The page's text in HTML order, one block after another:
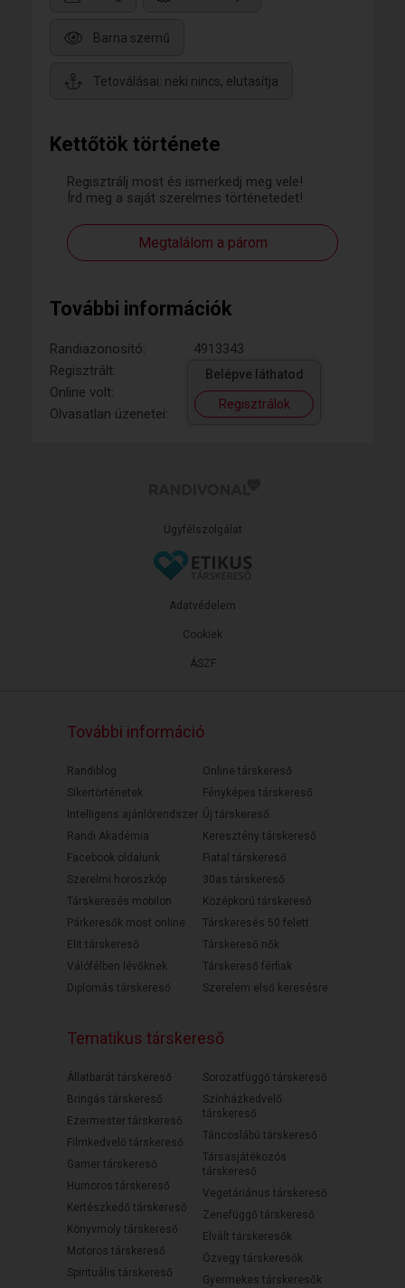
Kettőtök története
Regisztrálj most és ismerkedj meg vele!
Írd meg a saját szerelmes történetedet!
Megtalálom a párom
További információk
Randiazonosító:
4913343
Regisztrált:
Online volt:
Olvasatlan üzenetei:
Belépve láthatod
Regisztrálok
Barna szemű
Tetoválásai: neki nincs, elutasítja
Ügyfélszolgálat
ÁSZF
Adatvédelem
Cookiek
További információ
Randiblog
Sikertörténetek
Intelligens ajánlórendszer
Randi Akadémia
Facebook oldalunk
Szerelmi horoszkóp
Társkeresés mobilon
Párkeresők most online
Elit társkereső
Válófélben lévőknek
Diplomás társkereső
Online társkereső
Fényképes társkereső
Új társkereső
Keresztény társkereső
Fiatal társkereső
30as társkereső
Középkorú társkereső
Társkeresés 50 felett
Társkereső nők
Társkereső férfiak
Szerelem első keresésre
Tematikus társkereső
Állatbarát társkereső
Bringás társkereső
Ezermester társkereső
Filmkedvelő társkereső
Gamer társkereső
Humoros társkereső
Kertészkedő társkereső
Könyvmoly társkereső
Motoros társkereső
Spirituális társkereső
Sorozatfüggő társkereső
Színházkedvelő
társkereső
Táncoslábú társkereső
Társasjátékozós
társkereső
Vegetáriánus társkereső
Zenefüggő társkereső
Elvált társkeresők
Özvegy társkeresők
Gyermekes társkeresők